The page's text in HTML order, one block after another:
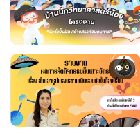
👁 9